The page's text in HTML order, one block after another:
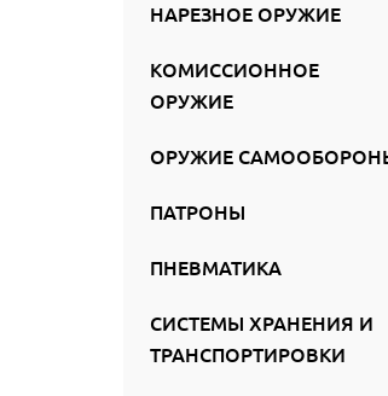
НАРЕЗНОЕ ОРУЖИЕ
КОМИССИОННОЕ
ОРУЖИЕ
ОРУЖИЕ
ПАТРОНЫ
ПНЕВМАТИКА
СИСТЕМЫ ХРАНЕНИЯ И
ТРАНСПОРТИРОВКИ